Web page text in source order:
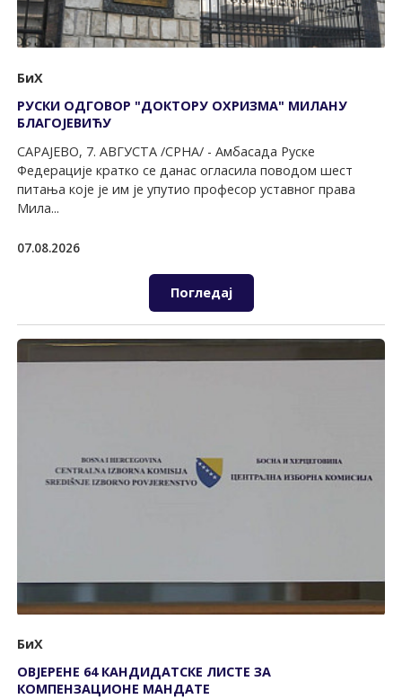
БиХ
РУСКИ ОДГОВОР "ДОКТОРУ ОХРИЗМА" МИЛАНУ
БЛАГОЈЕВИЋУ
САРАЈЕВО, 7. АВГУСТА /СРНА/ - Амбасада Руске
Федерације кратко се данас огласила поводом шест
питања које је им је упутио професор уставног права
Мила...
07.08.2026
Погледај
БиХ
ОВЈЕРЕНЕ 64 КАНДИДАТСКЕ ЛИСТЕ ЗА
КОМПЕНЗАЦИОНЕ МАНДАТЕ